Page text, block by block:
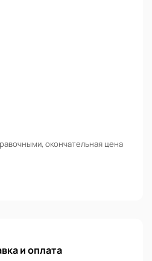
окончательная цена
и оплата